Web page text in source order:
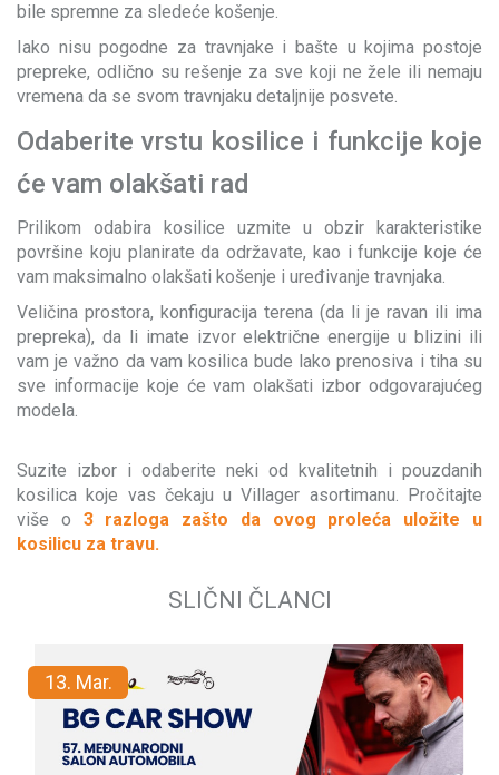
bile spremne za sledeće košenje.
Iako nisu pogodne za travnjake i bašte u kojima postoje
prepreke, odlično su rešenje za sve koji ne žele ili nemaju
vremena da se svom travnjaku detaljnije posvete.
Odaberite vrstu kosilice i funkcije koje
će vam olakšati rad
Prilikom odabira kosilice uzmite u obzir karakteristike
površine koju planirate da održavate, kao i funkcije koje će
vam maksimalno olakšati košenje i uređivanje travnjaka.
Veličina prostora, konfiguracija terena (da li je ravan ili ima
prepreka), da li imate izvor električne energije u blizini ili
vam je važno da vam kosilica bude lako prenosiva i tiha su
sve informacije koje će vam olakšati izbor odgovarajućeg
modela.
Suzite izbor i odaberite neki od kvalitetnih i pouzdanih
kosilica koje vas čekaju u Villager asortimanu. Pročitajte
više o 3 razloga zašto da ovog proleća uložite u
kosilicu za travu.
SLIČNI ČLANCI
13. Mar.